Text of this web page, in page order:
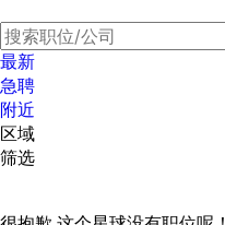
最新
急聘
附近
区域
筛选